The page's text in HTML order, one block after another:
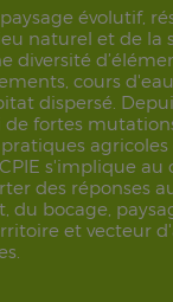
évolutif,
naturel et de la
diversité
cours
dispersé.
de fortes
agricoles
s'implique au
des réponses
du bocage,
et vecteur